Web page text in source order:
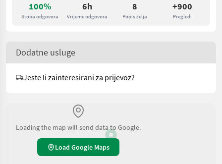
100%
Stopa odgovora
6h
Vrijeme odgovora
8
Popis želja
+900
Pregledi
Dodatne usluge
Jeste li zainteresirani za prijevoz?
Loading the map will send data to Google.
Load Google Maps